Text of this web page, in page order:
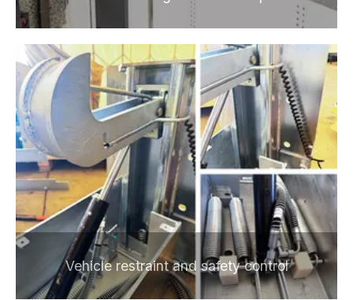
Vehicle restraint and safety control